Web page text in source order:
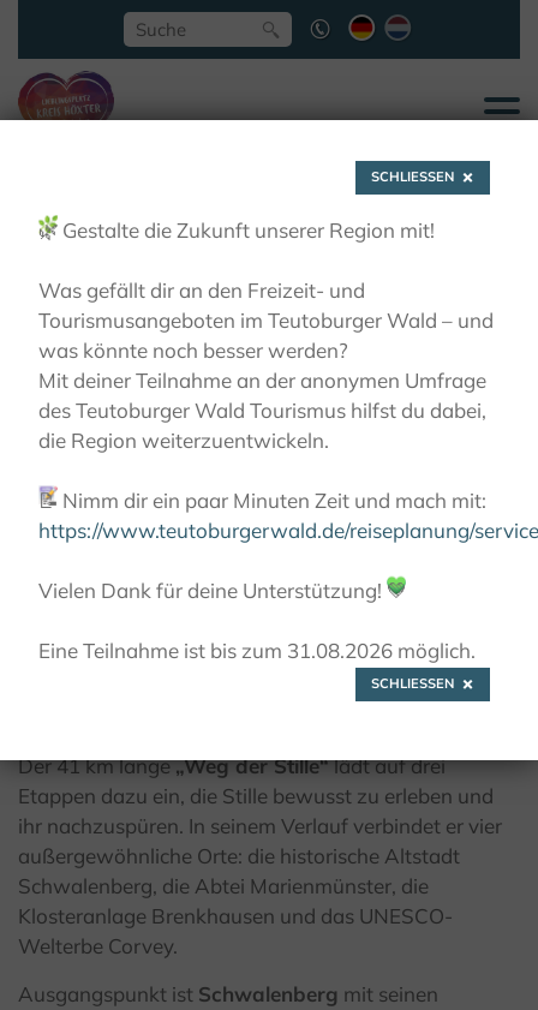
Weg der Stille
AKTIVITÄTEN WANDERN PILGERWEGE
© Teutoburger Wald Tourismus / A. Röser
Von Schwalenberg nach Corvey
Der 41 km lange„Weg der Stille“lädt auf drei
Etappen dazu ein, die Stille bewusst zu erleben und
ihr nachzuspüren. In seinem Verlauf verbindet er vier
außergewöhnliche Orte: die historische Altstadt
Schwalenberg, die Abtei Marienmünster, die
Klosteranlage Brenkhausen und das UNESCO-
Welterbe Corvey.
Ausgangspunkt ist Schwalenberg mit seinen
SCHLIESSEN
🌿 Gestalte die Zukunft unserer Region mit!
Was gefällt dir an den Freizeit- und
Tourismusangeboten im Teutoburger Wald – und
was könnte noch besser werden?
Mit deiner Teilnahme an der anonymen Umfrage
des Teutoburger Wald Tourismus hilfst du dabei,
die Region weiterzuentwickeln.
📝 Nimm dir ein paar Minuten Zeit und mach mit:
https://www.teutoburgerwald.de/reiseplanung/
Vielen Dank für deine Unterstützung! 💚
Eine Teilnahme ist bis zum 31.08.2026 möglich.
SCHLIESSEN